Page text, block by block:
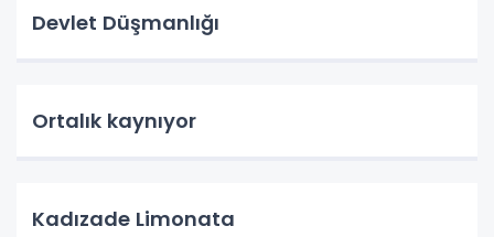
Devlet Düşmanlığı
Ortalık kaynıyor
Kadızade Limonata